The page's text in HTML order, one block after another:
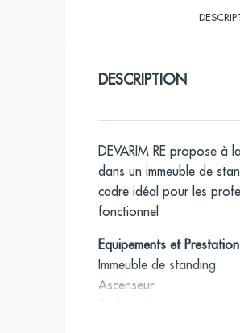
DESCRIPTION
DEVARIM RE propose à
dans un immeuble de
cadre idéal pour les
fonctionnel
Equipements et
Immeuble de standing
Ascenseur